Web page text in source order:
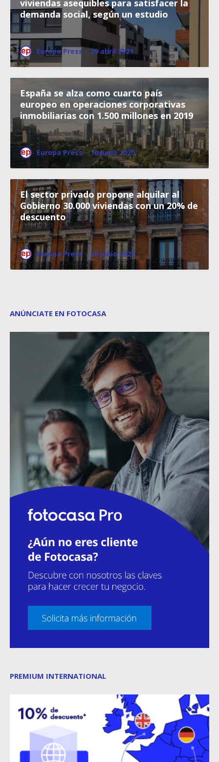
viviendas asequibles para satisfacer la
demanda social, según un estudio
Europa Press · 29 abril 2021
España se alza como cuarto país
europeo en operaciones corporativas
inmobiliarias con 1.500 millones en 2019
Europa Press · 10 junio 2020
El sector privado propone alquilar al
Gobierno 30.000 viviendas con un 20% de
descuento
Europa Press · 30 junio 2022
ANÚNCIATE EN FOTOCASA
PREMIUM INTERNATIONAL